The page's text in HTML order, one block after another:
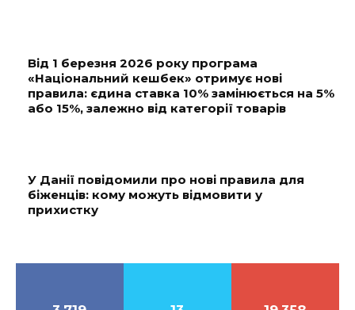
Від 1 березня 2026 року програма
«Національний кешбек» отримує нові
правила: єдина ставка 10% замінюється на 5%
або 15%, залежно від категорії товарів
У Данії повідомили про нові правила для
біженців: кому можуть відмовити у
прихистку